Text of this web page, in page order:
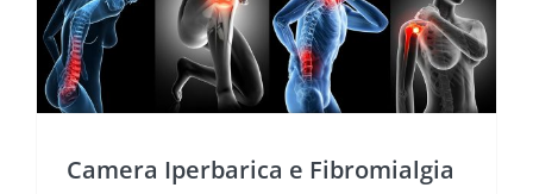
Camera Iperbarica e Fibromialgia
Camera Iperbarica e Fibromialgia